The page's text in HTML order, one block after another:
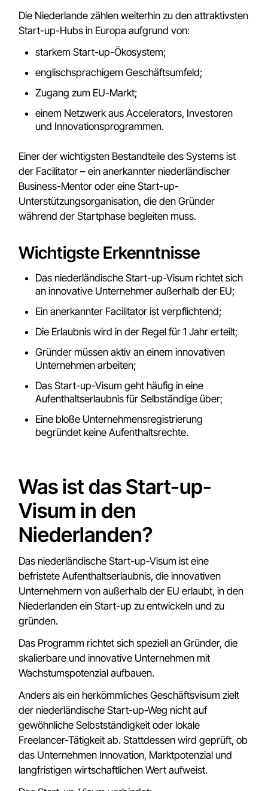
Die Niederlande zählen weiterhin zu den attraktivsten
Start-up-Hubs in Europa aufgrund von:
starkem Start-up-Ökosystem;
englischsprachigem Geschäftsumfeld;
Zugang zum EU-Markt;
einem Netzwerk aus Accelerators, Investoren
und Innovationsprogrammen.
Einer der wichtigsten Bestandteile des Systems ist
der Facilitator – ein anerkannter niederländischer
Business-Mentor oder eine Start-up-
Unterstützungsorganisation, die den Gründer
während der Startphase begleiten muss.
Wichtigste Erkenntnisse
Das niederländische Start-up-Visum richtet sich
an innovative Unternehmer außerhalb der EU;
Ein anerkannter Facilitator ist verpflichtend;
Die Erlaubnis wird in der Regel für 1 Jahr erteilt;
Gründer müssen aktiv an einem innovativen
Unternehmen arbeiten;
Das Start-up-Visum geht häufig in eine
Aufenthaltserlaubnis für Selbständige über;
Eine bloße Unternehmensregistrierung
begründet keine Aufenthaltsrechte.
Was ist das Start-up-
Visum in den
Niederlanden?
Das niederländische Start-up-Visum ist eine
befristete Aufenthaltserlaubnis, die innovativen
Unternehmern von außerhalb der EU erlaubt, in den
Niederlanden ein Start-up zu entwickeln und zu
gründen.
Das Programm richtet sich speziell an Gründer, die
skalierbare und innovative Unternehmen mit
Wachstumspotenzial aufbauen.
Anders als ein herkömmliches Geschäftsvisum zielt
der niederländische Start-up-Weg nicht auf
gewöhnliche Selbstständigkeit oder lokale
Freelancer-Tätigkeit ab. Stattdessen wird geprüft, ob
das Unternehmen Innovation, Marktpotenzial und
langfristigen wirtschaftlichen Wert aufweist.